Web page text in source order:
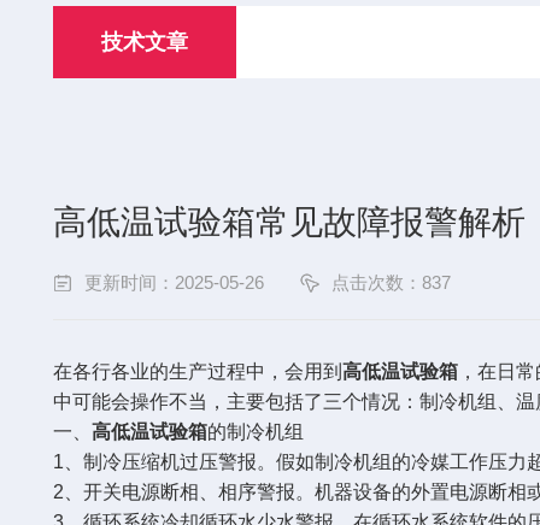
技术文章
高低温试验箱常见故障报警解析
更新时间：2025-05-26 点击次数：837
在各行各业的生产过程中，会用到高低温试验箱 ，在日
中可能会操作不当，主要包括了三个情况：制冷机组、
一、 高低温试验箱的制冷机组
1、制冷压缩机过压警报。假如制冷机组的冷媒工作压
2、开关电源断相、相序警报。机器设备的外置电源断相